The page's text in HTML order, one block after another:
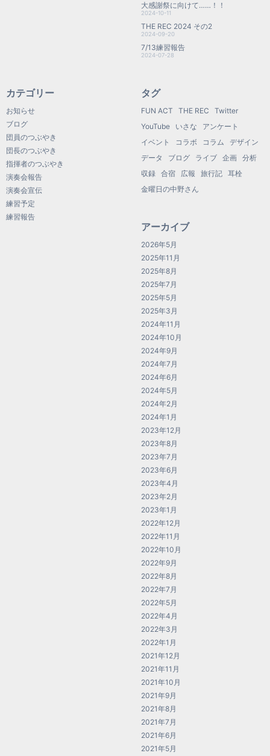
大感謝祭に向けて……！！
2024-10-11
THE REC 2024 その2
2024-09-20
7/13練習報告
2024-07-28
カテゴリー
お知らせ
ブログ
団員のつぶやき
団長のつぶやき
指揮者のつぶやき
演奏会報告
演奏会宣伝
練習予定
練習報告
タグ
FUN ACT THE REC
Twitter
YouTube
いさな
アンケート
イベント
コラボ コラム
デザイン
データ
ブログ ライブ 企画
分析
収録
合宿 広報 旅行記
耳栓
金曜日の中野さん
アーカイブ
2026年5月
2025年11月
2025年8月
2025年7月
2025年5月
2025年3月
2024年11月
2024年10月
2024年9月
2024年7月
2024年6月
2024年5月
2024年2月
2024年1月
2023年12月
2023年8月
2023年7月
2023年6月
2023年4月
2023年2月
2023年1月
2022年12月
2022年11月
2022年10月
2022年9月
2022年8月
2022年7月
2022年5月
2022年4月
2022年3月
2022年1月
2021年12月
2021年11月
2021年10月
2021年9月
2021年8月
2021年7月
2021年6月
2021年5月